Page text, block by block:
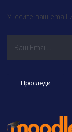
Унесите ваш email